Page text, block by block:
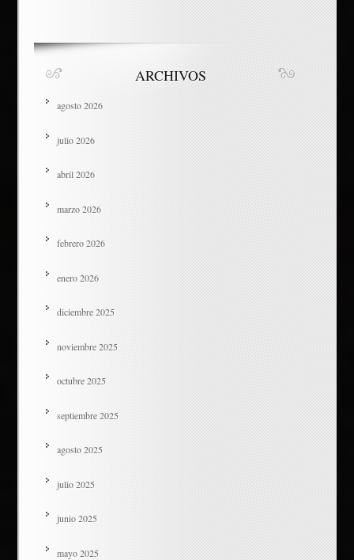
ARCHIVOS
agosto 2026
julio 2026
abril 2026
marzo 2026
febrero 2026
enero 2026
diciembre 2025
noviembre 2025
octubre 2025
septiembre 2025
agosto 2025
julio 2025
junio 2025
mayo 2025